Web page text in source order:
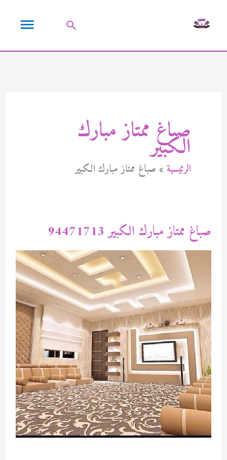
القائمة
البحث
صباغ ممتاز مبارك
الكبير
الرئيسية صباغ ممتاز مبارك الكبير
صباغ ممتاز مبارك الكبير 94471713